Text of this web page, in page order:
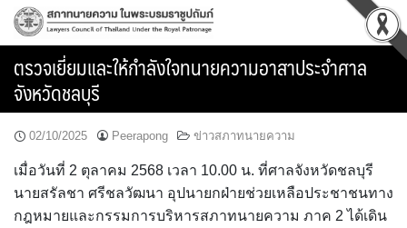
Skip
ตรวจเยี่ยมและให้กำลังใจทนายความอาสาประจำศาล
จังหวัดชลบุรี
02/10/2025 Peerapong ข่าวสภาทนายความ
เมื่อวันที่ 2 ตุลาคม 2568 เวลา 10.00 น. ที่ศาลจังหวัดชลบุรี
นายสรัลชา ศรีชลวัฒนา อุปนายกฝ่ายช่วยเหลือประชาชนทาง
กฎหมายและกรรมการบริหารสภาทนายความ ภาค 2 ได้เดิน